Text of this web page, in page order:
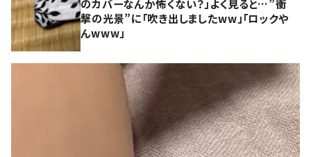
のカバーなんか怖くない？」よく見ると…”衝
撃の光景”に「吹き出しましたww」「ロックや
んwww」